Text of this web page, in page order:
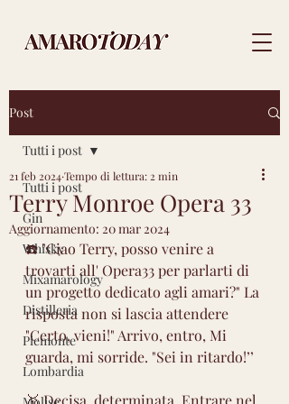
Post
Tutti i post
Gin
Whisky
Mixamarology
Distilleria
Piemonte
Lombardia
Tutti i post
Terry Monroe Opera 33
21 feb 2024Tempo di lettura: 2 min
Aggiornamento: 20 mar 2024
☎️ "Ciao Terry, posso venire a
trovarti all' Opera33 per parlarti di
un progetto dedicato agli amari?" La
risposta non si lascia attendere
"Certo, vieni!" Arrivo, entro, Mi
guarda, mi sorride. "Sei in ritardo!’’
🥇 Decisa, determinata. Entrare nel